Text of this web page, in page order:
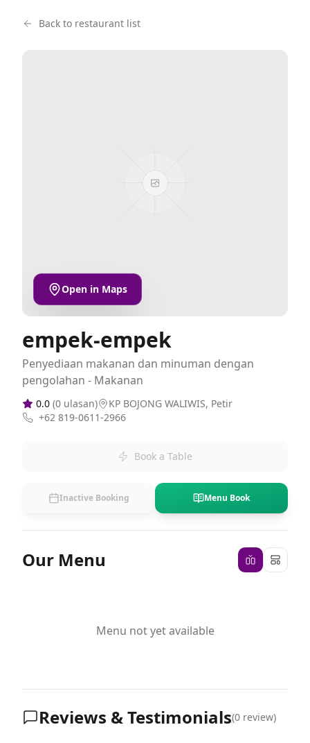
Back to restaurant list
Open in Maps
empek-empek
Penyediaan makanan dan minuman dengan
pengolahan - Makanan
0.0 (0 ulasan)
KP BOJONG WALIWIS, Petir
+62 819-0611-2966
Book a Table
Inactive Booking Menu Book
Our Menu
Menu not yet available
Reviews & Testimonials(0 review)